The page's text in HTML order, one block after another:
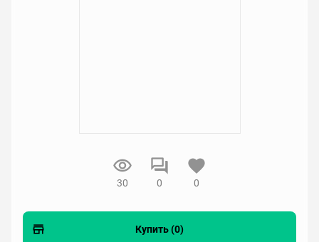
30 0 0
Купить (0)